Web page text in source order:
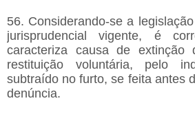
56. Considerando-se a
jurisprudencial vigente, é
caracteriza causa de extinção
restituição voluntária, pelo
subtraído no furto, se feita antes
denúncia.